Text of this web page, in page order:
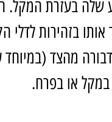
שלה בעזרת המקל.
אותו בזהירות
הדבורה מהצד
או בפרח.